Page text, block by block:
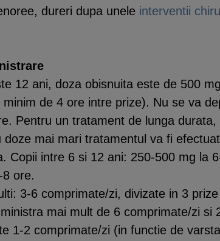
dureri dupa unele interventii
12 ani, doza obisnuita este de 500
de 4 ore intre prize). Nu se va
Pentru un tratament de lunga
doze mai mari tratamentul va fi
Copii intre 6 si 12 ani: 250-500 mg la
ore.
3-6 comprimate/zi, divizate in 3
mai mult de 6 comprimate/zi si
1-2 comprimate/zi (in functie de